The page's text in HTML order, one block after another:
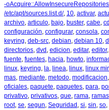
-
/etc/apt/sources.list.d/, 10, activar,
archivo, articulo, bajo, buster, cabe, cd
configuración, configurar, consola,
keyring, deb-src, debian, debian 10,
directorios, dvd , edicion, editar, editor,
fuente, fuentes, hacia, howto,
linux, keyring, la, linea, linux, linux
mas, mediante, metodo, modificacion,
oficiales, paquete, paquetes, para,
privativo, privativos, que, rama, ramas
root, se, segun, Seguridad , si, sin, so,